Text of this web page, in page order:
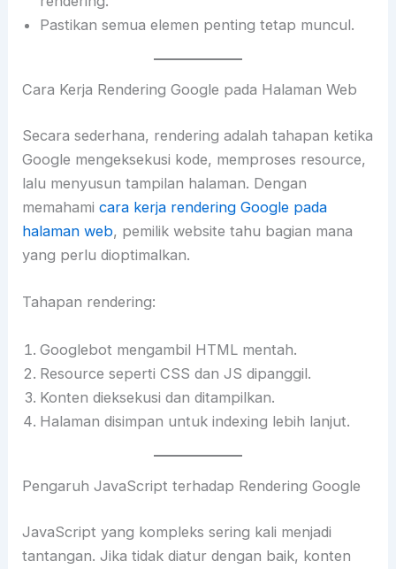
Pastikan semua elemen penting tetap muncul.
Cara Kerja Rendering Google pada Halaman Web
Secara sederhana, rendering adalah tahapan ketika
Google mengeksekusi kode, memproses resource,
lalu menyusun tampilan halaman. Dengan
memahamicara kerja rendering Google pada
halaman web, pemilik website tahu bagian mana
yang perlu dioptimalkan.
Tahapan rendering:
Googlebot mengambil HTML mentah.
Resource seperti CSS dan JS dipanggil.
Konten dieksekusi dan ditampilkan.
Halaman disimpan untuk indexing lebih lanjut.
Pengaruh JavaScript terhadap Rendering Google
JavaScript yang kompleks sering kali menjadi
tantangan. Jika tidak diatur dengan baik, konten